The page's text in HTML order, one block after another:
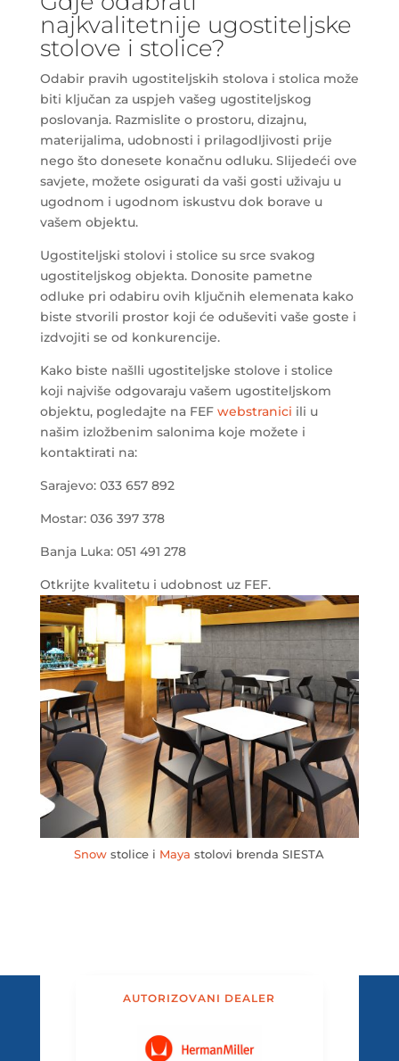
najkvalitetnije ugostiteljske
stolove i stolice?
Odabir pravih ugostiteljskih stolova i stolica može
biti ključan za uspjeh vašeg ugostiteljskog
poslovanja. Razmislite o prostoru, dizajnu,
materijalima, udobnosti i prilagodljivosti prije
nego što donesete konačnu odluku. Slijedeći ove
savjete, možete osigurati da vaši gosti uživaju u
ugodnom i ugodnom iskustvu dok borave u
vašem objektu.
Ugostiteljski stolovi i stolice su srce svakog
ugostiteljskog objekta. Donosite pametne
odluke pri odabiru ovih ključnih elemenata kako
biste stvorili prostor koji će oduševiti vaše goste i
izdvojiti se od konkurencije.
Kako biste našlli ugostiteljske stolove i stolice
koji najviše odgovaraju vašem ugostiteljskom
objektu, pogledajte na FEF webstranici ili u
našim izložbenim salonima koje možete i
kontaktirati na:
Sarajevo: 033 657 892
Mostar: 036 397 378
Banja Luka: 051 491 278
Otkrijte kvalitetu i udobnost uz FEF.
Snow stolice i Maya stolovi brenda SIESTA
AUTORIZOVANI DEALER